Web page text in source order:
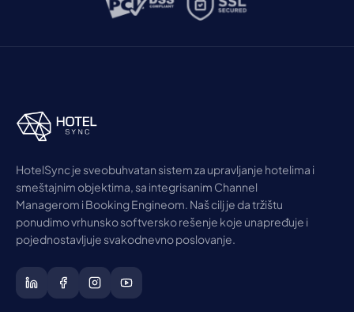
HotelSync je sveobuhvatan sistem za upravljanje hotelima i
smeštajnim objektima, sa integrisanim Channel
Managerom i Booking Engineom. Naš cilj je da tržištu
ponudimo vrhunsko softversko rešenje koje unapređuje i
pojednostavljuje svakodnevno poslovanje.